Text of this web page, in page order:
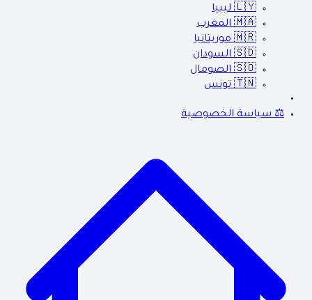
🇱🇾 ليبيا
🇲🇦 المغرب
🇲🇷 موريتانيا
🇸🇩 السودان
🇸🇴 الصومال
🇹🇳 تونس
⚖️ سياسة الخصوصية